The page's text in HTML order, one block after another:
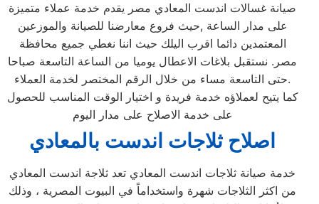
صيانة غسالات اندست المعادي مصر يقدم خدمة عملاء متميزة
على مدار الساعة ,حيث فروع معارضنا للصيانة والموزعين
المعتمدين دائما اقرب اليلك حيث اننا نغطي جميع محافظة
مصر. نستقبل بلاغات الاعطال يوميا من الساعة التاسعة صباحا
حتى التاسعة مساء من خلال الرقم المختصر لخدمة العملاء.
كما يتيح لعملاؤه خدمة فريدة و اختيار الوقت المناسب للحصول
على خدمة الاصلاح على مدار اليوم
اصلاح ثلاجات اندست بالمعادي
خدمة صيانة ثلاجات اندست المعادي تعد ثلاجة اندست المعادي
من اكثر الثلاجات شهرة واستخداماً في البيوت المصرية ، وذلك